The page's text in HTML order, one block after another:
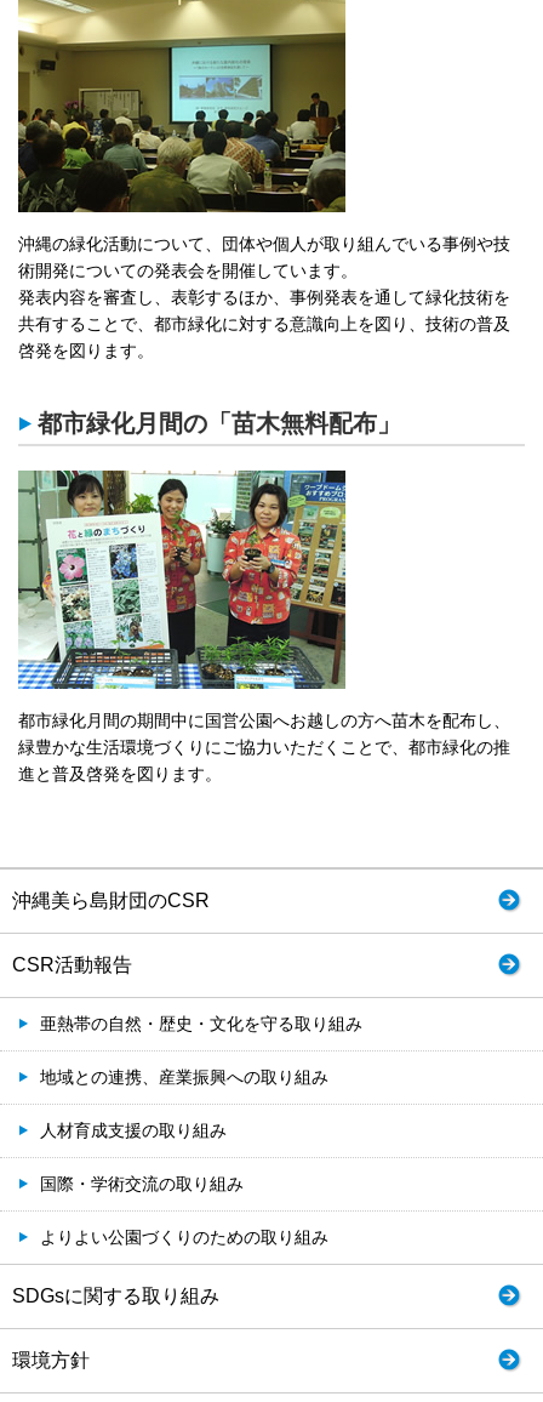
沖縄の緑化活動について、団体や個人が取り組んでいる事例や技
術開発についての発表会を開催しています。
発表内容を審査し、表彰するほか、事例発表を通して緑化技術を
共有することで、都市緑化に対する意識向上を図り、技術の普及
啓発を図ります。
都市緑化月間の「苗木無料配布」
都市緑化月間の期間中に国営公園へお越しの方へ苗木を配布し、
緑豊かな生活環境づくりにご協力いただくことで、都市緑化の推
進と普及啓発を図ります。
沖縄美ら島財団のCSR
CSR活動報告
亜熱帯の自然・歴史・文化を守る取り組み
地域との連携、産業振興への取り組み
人材育成支援の取り組み
国際・学術交流の取り組み
よりよい公園づくりのための取り組み
SDGsに関する取り組み
環境方針